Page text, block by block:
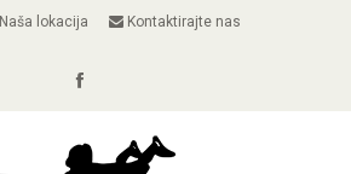
lokacija Kontaktirajte nas